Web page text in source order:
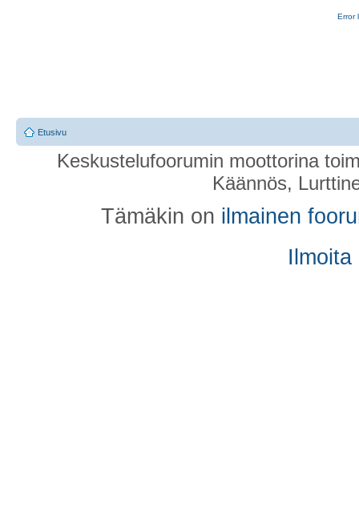
Error
Etusivu
Keskustelufoorumin moottorina
Käännös,
Tämäkin on ilmainen